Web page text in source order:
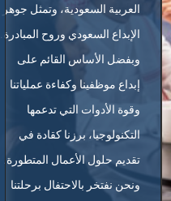
العربية السعودية، وتمثل جوهر
الإبداع السعودي وروح المبادرة.
وبفضل الأساس القائم على
إبداع موظفينا وكفاءة عملياتنا
وقوة الأدوات التي تدعمها
التكنولوجيا، برزنا كقادة في
تقديم حلول الأعمال المتطورة.
ونحن نفتخر بالاحتفال برحلتنا